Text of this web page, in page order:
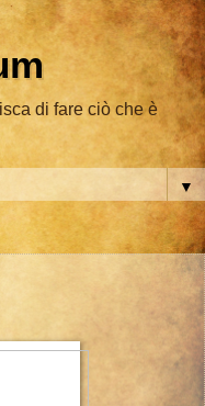
di fare ciò che è
▼